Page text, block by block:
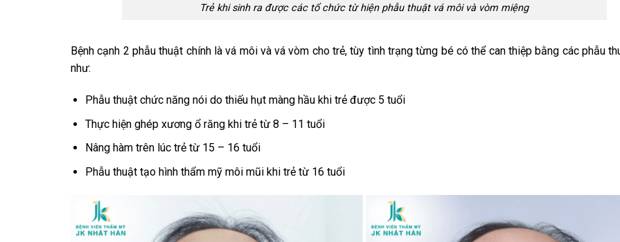
Trẻ khi sinh ra được các tổ chức từ hiện phẫu thuật vá môi và vòm miệng
Bệnh cạnh 2 phẫu thuật chính là vá môi và vá vòm cho trẻ, tùy tình trạng từng bé có thể can thiệp bằng các phẫu
như:
Phẫu thuật chức năng nói do thiếu hụt màng hầu khi trẻ được 5 tuổi
Thực hiện ghép xương ổ răng khi trẻ từ 8 – 11 tuổi
Nâng hàm trên lúc trẻ từ 15 – 16 tuổi
Phẫu thuật tạo hình thẩm mỹ môi mũi khi trẻ từ 16 tuổi